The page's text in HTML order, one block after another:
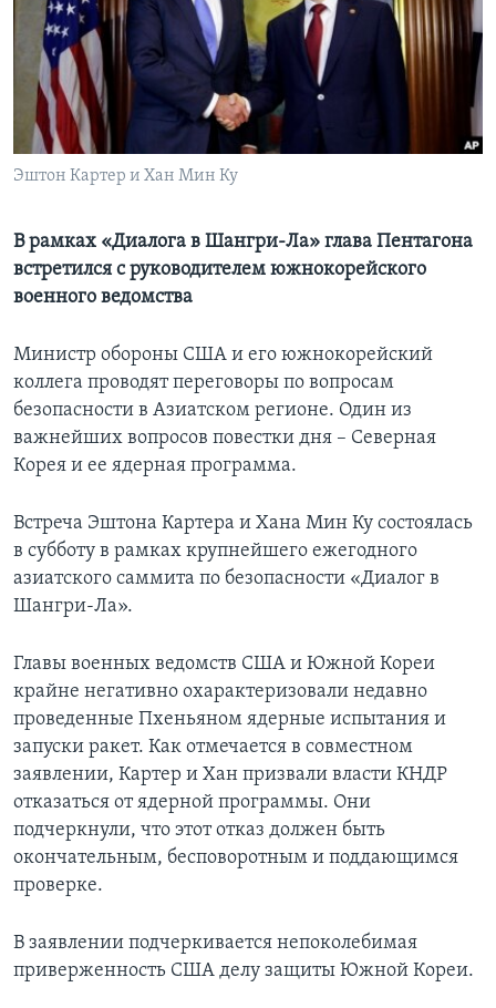
Learning English
СОЦИАЛЬНЫЕ СЕТИ
Эштон Картер и Хан Мин Ку
В рамках «Диалога в Шангри-Ла» глава Пентагона
встретился с руководителем южнокорейского
военного ведомства
Министр обороны США и его южнокорейский
коллега проводят переговоры по вопросам
безопасности в Азиатском регионе. Один из
важнейших вопросов повестки дня – Северная
Корея и ее ядерная программа.
Встреча Эштона Картера и Хана Мин Ку состоялась
в субботу в рамках крупнейшего ежегодного
азиатского саммита по безопасности «Диалог в
Шангри-Ла».
Главы военных ведомств США и Южной Кореи
крайне негативно охарактеризовали недавно
проведенные Пхеньяном ядерные испытания и
запуски ракет. Как отмечается в совместном
заявлении, Картер и Хан призвали власти КНДР
отказаться от ядерной программы. Они
подчеркнули, что этот отказ должен быть
окончательным, бесповоротным и поддающимся
проверке.
В заявлении подчеркивается непоколебимая
приверженность США делу защиты Южной Кореи.